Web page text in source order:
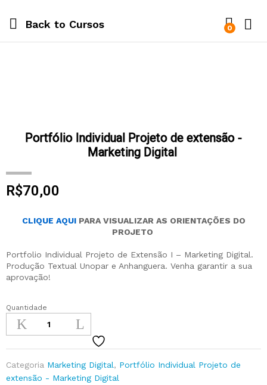
Back to Cursos 0
Portfólio Individual Projeto de extensão -
Marketing Digital
R$70,00
CLIQUE AQUIPARA VISUALIZAR AS ORIENTAÇÕES DO
PROJETO
Portfolio Individual Projeto de Extensão I – Marketing Digital.
Produção Textual Unopar e Anhanguera. Venha garantir a sua
aprovação!
Quantidade
Categoria Marketing Digital, Portfólio Individual Projeto de
extensão - Marketing Digital